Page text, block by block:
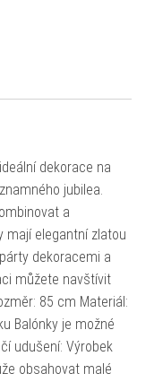
dekorace na
jubilea.
a
mají elegantní zlatou
dekoracemi a
můžete navštívit
85 cm Materiál:
Balónky je možné
udušení: Výrobek
obsahovat malé